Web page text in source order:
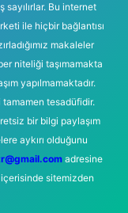
Bu internet
ile hiçbir bağlantısı
makaleler
niteliği taşımamakta
yapılmamaktadır.
tesadüfidir.
bir bilgi paylaşım
aykırı olduğunu
adresine
sitemizden